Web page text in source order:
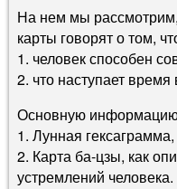
На нем мы
карты говорят о том,
1. человек способен
2. что наступает
Основную информацию
1. Лунная
2. Карта ба-цзы, как
устремлений человека.